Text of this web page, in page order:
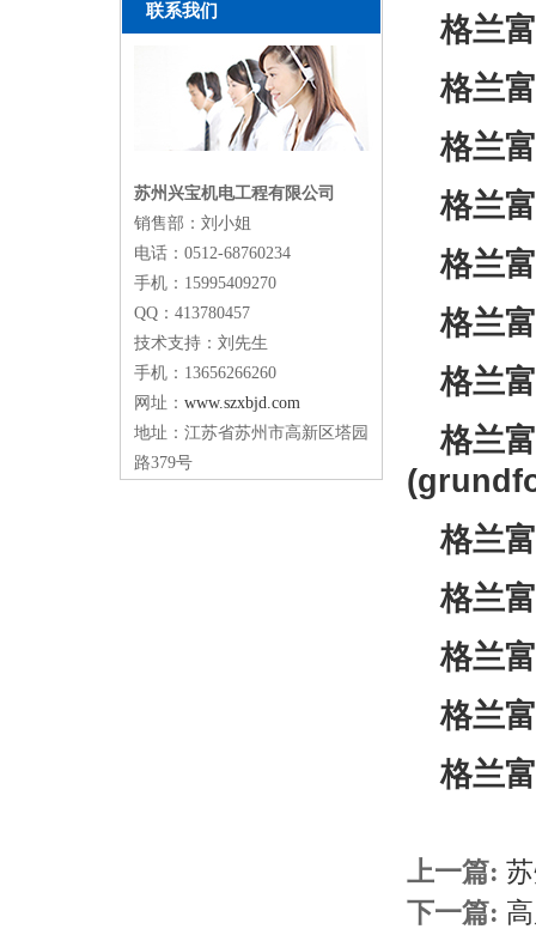
联系我们
苏州兴宝机电工程有限公司
销售部：刘小姐
电话：0512-68760234
手机：15995409270
QQ：413780457
技术支持：刘先生
手机：13656266260
网址： www.szxbjd.com
地址：江苏省苏州市高新区塔园
路379号
格兰富
格兰
格兰
格兰
格兰
格兰
格兰
格兰
格兰
格兰
格兰
格兰
格兰
上一篇:
下一篇: